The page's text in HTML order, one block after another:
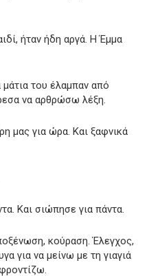
ήταν ήδη αργά. Η Έμμα
του έλαμπαν από
να αρθρώσω λέξη.
μας για ώρα. Και ξαφνικά
Και σιώπησε για πάντα.
κούραση. Έλεγχος,
για να μείνω με τη γιαγιά